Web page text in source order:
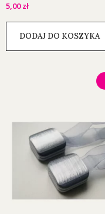
5,00zł
DODAJ DO KOSZYKA